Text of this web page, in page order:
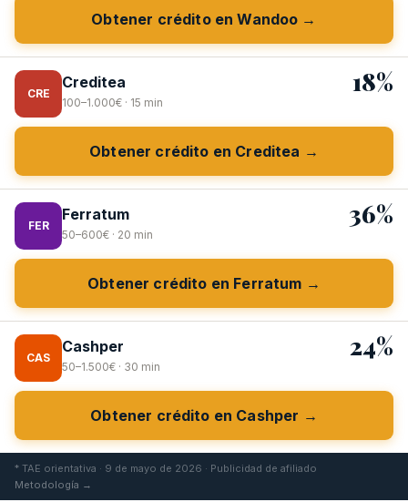
Obtener crédito en Wandoo →
CRE
Creditea
100–1.000€ · 15 min
18%
Obtener crédito en Creditea →
FER
Ferratum
50–600€ · 20 min
36%
Obtener crédito en Ferratum →
CAS
Cashper
50–1.500€ · 30 min
24%
Obtener crédito en Cashper →
* TAE orientativa · 9 de mayo de 2026 · Publicidad de afiliado
Metodología →